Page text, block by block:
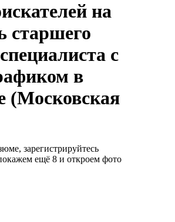
на
старшего
с
в
(Московская
зарегистрируйтесь
ещё 8 и откроем фото